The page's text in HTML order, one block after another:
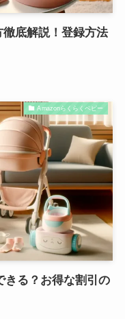
底解説！登録方法
Amazonらくらくベビー
きる？お得な割引の